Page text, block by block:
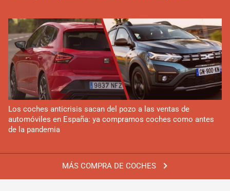
MÁS COMPRA DE COCHES
Los coches anticrisis sacan del pozo a las ventas de
automóviles en España: ya compramos coches como antes
de la pandemia